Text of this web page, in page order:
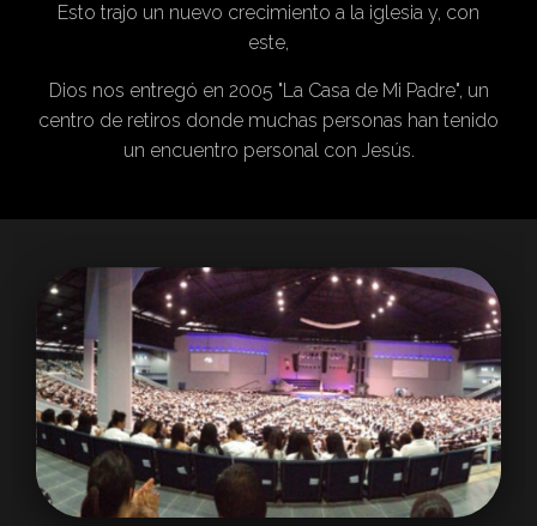
Esto trajo un nuevo crecimiento a la iglesia y, con
este,
Dios nos entregó en 2005 "La Casa de Mi Padre", un
centro de retiros donde muchas personas han tenido
un encuentro personal con Jesús.